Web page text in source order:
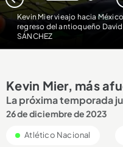
Kevin Mier vieajo hacia
regreso del antioqueño
SÁNCHEZ
Kevin Mier, más
La próxima temporada
26 de diciembre de 2023
Atlético Nacional